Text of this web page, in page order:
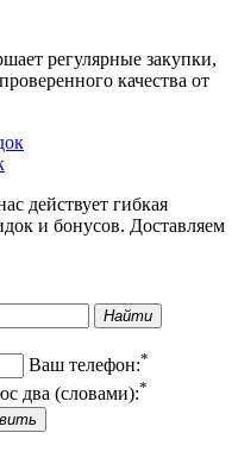
регулярные закупки,
качества от
действует гибкая
и бонусов. Доставляем
Найти
Ваш телефон:*
два (словами):*